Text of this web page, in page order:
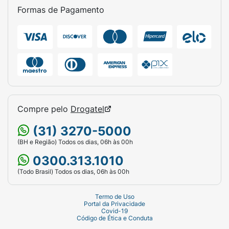
quais impedem a formação do trombo, ou
interior do vaso sanguíneo. Xarelto
de coagulação Xa (elemento necessário para
a formação do coágulo) e reduz assim a
tendência do sangue formar coágulos.
Adicionalmente, seu médico lhe prescreverá
3. QUANDO NÃO DEVO USAR ESTE
(rivaroxabana):
- Se você for alérgico à rivaroxabana ou a
qualquer outro componente deste
medicamento(listados no início da bula);
Formas de Pagamento
Compre pelo Drogatel
(31) 3270-5000
(BH e Região) Todos os dias, 06h às 00h
0300.313.1010
(Todo Brasil) Todos os dias, 06h às 00h
Termo de Uso
Portal da Privacidade
Covid-19
Código de Ética e Conduta